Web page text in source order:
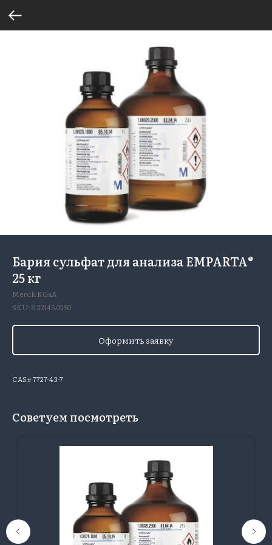
Бария сульфат для анализа EMPARTA®
25 кг
Merck KGaA
SKU:8.22145.0250
Оформить заявку
CAS# 7727-43-7
Советуем посмотреть